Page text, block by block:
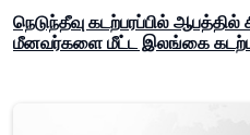
நெடுந்தீவு கடற்பரப்பில் ஆபத்தில்
மீனவர்களை மீட்ட இலங்கை